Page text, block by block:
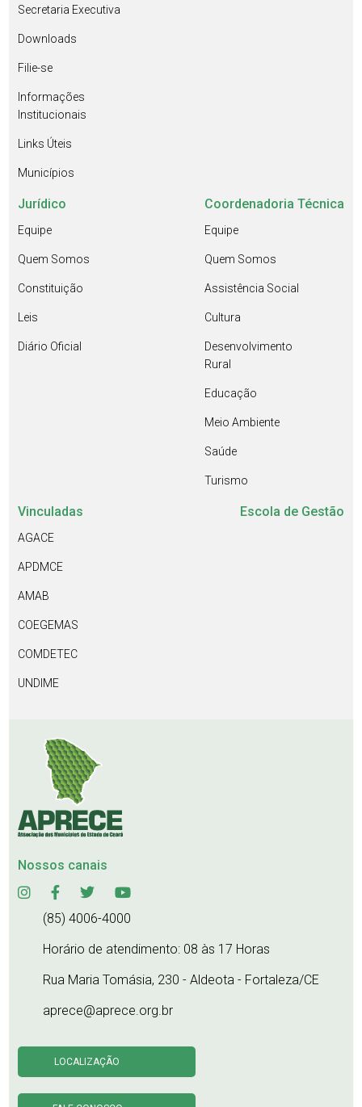
Secretaria Executiva
Downloads
Filie-se
Informações
Institucionais
Links Úteis
Municípios
Jurídico
Equipe
Quem Somos
Constituição
Leis
Diário Oficial
Coordenadoria Técnica
Equipe
Quem Somos
Assistência Social
Cultura
Desenvolvimento
Rural
Educação
Meio Ambiente
Saúde
Turismo
Vinculadas
AGACE
APDMCE
AMAB
COEGEMAS
COMDETEC
UNDIME
Escola de Gestão
Nossos canais
(85) 4006-4000
Horário de atendimento: 08 às 17 Horas
Rua Maria Tomásia, 230 - Aldeota - Fortaleza/CE
aprece@aprece.org.br
LOCALIZAÇÃO